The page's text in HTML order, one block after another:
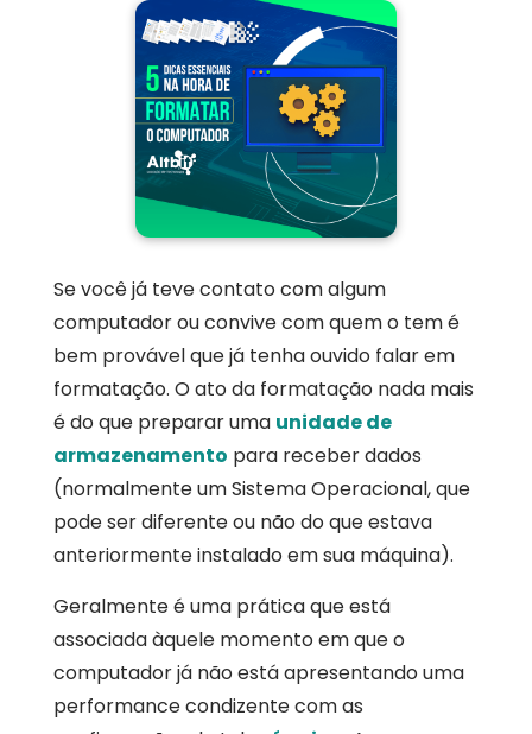
Se você já teve contato com algum
computador ou convive com quem o tem é
bem provável que já tenha ouvido falar em
formatação. O ato da formatação nada mais
é do que preparar uma unidade de
armazenamento para receber dados
(normalmente um Sistema Operacional, que
pode ser diferente ou não do que estava
anteriormente instalado em sua máquina).
Geralmente é uma prática que está
associada àquele momento em que o
computador já não está apresentando uma
performance condizente com as